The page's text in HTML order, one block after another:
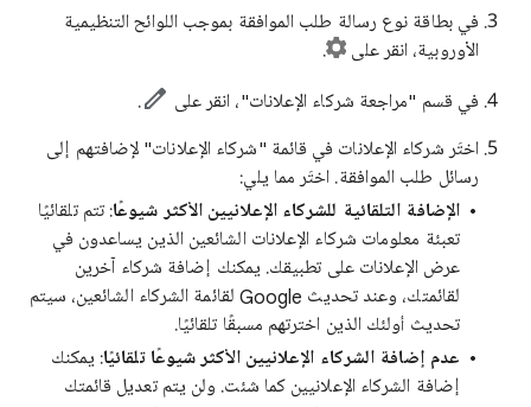
في بطاقة نوع رسالة طلب الموافقة بموجب اللوائح التنظيمية
الأوروبية، انقر على
.
في قسم "مراجعة شركاء الإعلانات"، انقر على
.
اختَر شركاء الإعلانات في قائمة "شركاء الإعلانات" لإضافتهم إلى
رسائل طلب الموافقة. اختَر مما يلي:
الإضافة التلقائية للشركاء الإعلانيين الأكثر شيوعًا: تتم تلقائيًا
تعبئة معلومات شركاء الإعلانات الشائعين الذين يساعدون في
عرض الإعلانات على تطبيقك. يمكنك إضافة شركاء آخرين
لقائمتك، وعند تحديث Google لقائمة الشركاء الشائعين، سيتم
تحديث أولئك الذين اخترتهم مسبقًا تلقائيًا.
عدم إضافة الشركاء الإعلانيين الأكثر شيوعًا تلقائيًا: يمكنك
إضافة الشركاء الإعلانيين كما شئت. ولن يتم تعديل قائمتك